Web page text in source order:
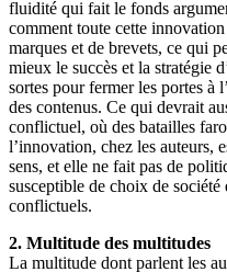
fluidité qui fait le fonds
comment toute cette
marques et de brevets, ce qui
mieux le succès et la stratégie
sortes pour fermer les portes à
des contenus. Ce qui devrait
conflictuel, où des batailles
l’innovation, chez les auteurs,
sens, et elle ne fait pas de
susceptible de choix de
conflictuels.
2. Multitude des multitudes
La multitude dont parlent les